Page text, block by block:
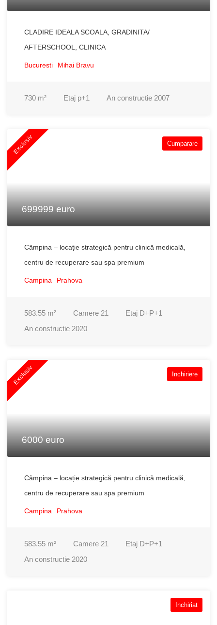
CLADIRE IDEALA SCOALA, GRADINITA/
AFTERSCHOOL, CLINICA
Bucuresti Mihai Bravu
730 m² Etaj p+1 An constructie 2007
Exclusiv Cumparare
699999 euro
Câmpina – locație strategică pentru clinică medicală,
centru de recuperare sau spa premium
Campina Prahova
583.55 m² Camere 21 Etaj D+P+1
An constructie 2020
Exclusiv Inchiriere
6000 euro
Câmpina – locație strategică pentru clinică medicală,
centru de recuperare sau spa premium
Campina Prahova
583.55 m² Camere 21 Etaj D+P+1
An constructie 2020
Inchiriat